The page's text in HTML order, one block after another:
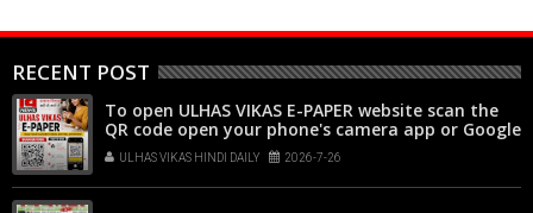
RECENT POST
To open ULHAS VIKAS E-PAPER website scan the
QR code open your phone's camera app or Google
Lens, point it at the code, and tap the web link
popup that appears on your screen
ULHAS VIKAS HINDI DAILY 2026-7-26